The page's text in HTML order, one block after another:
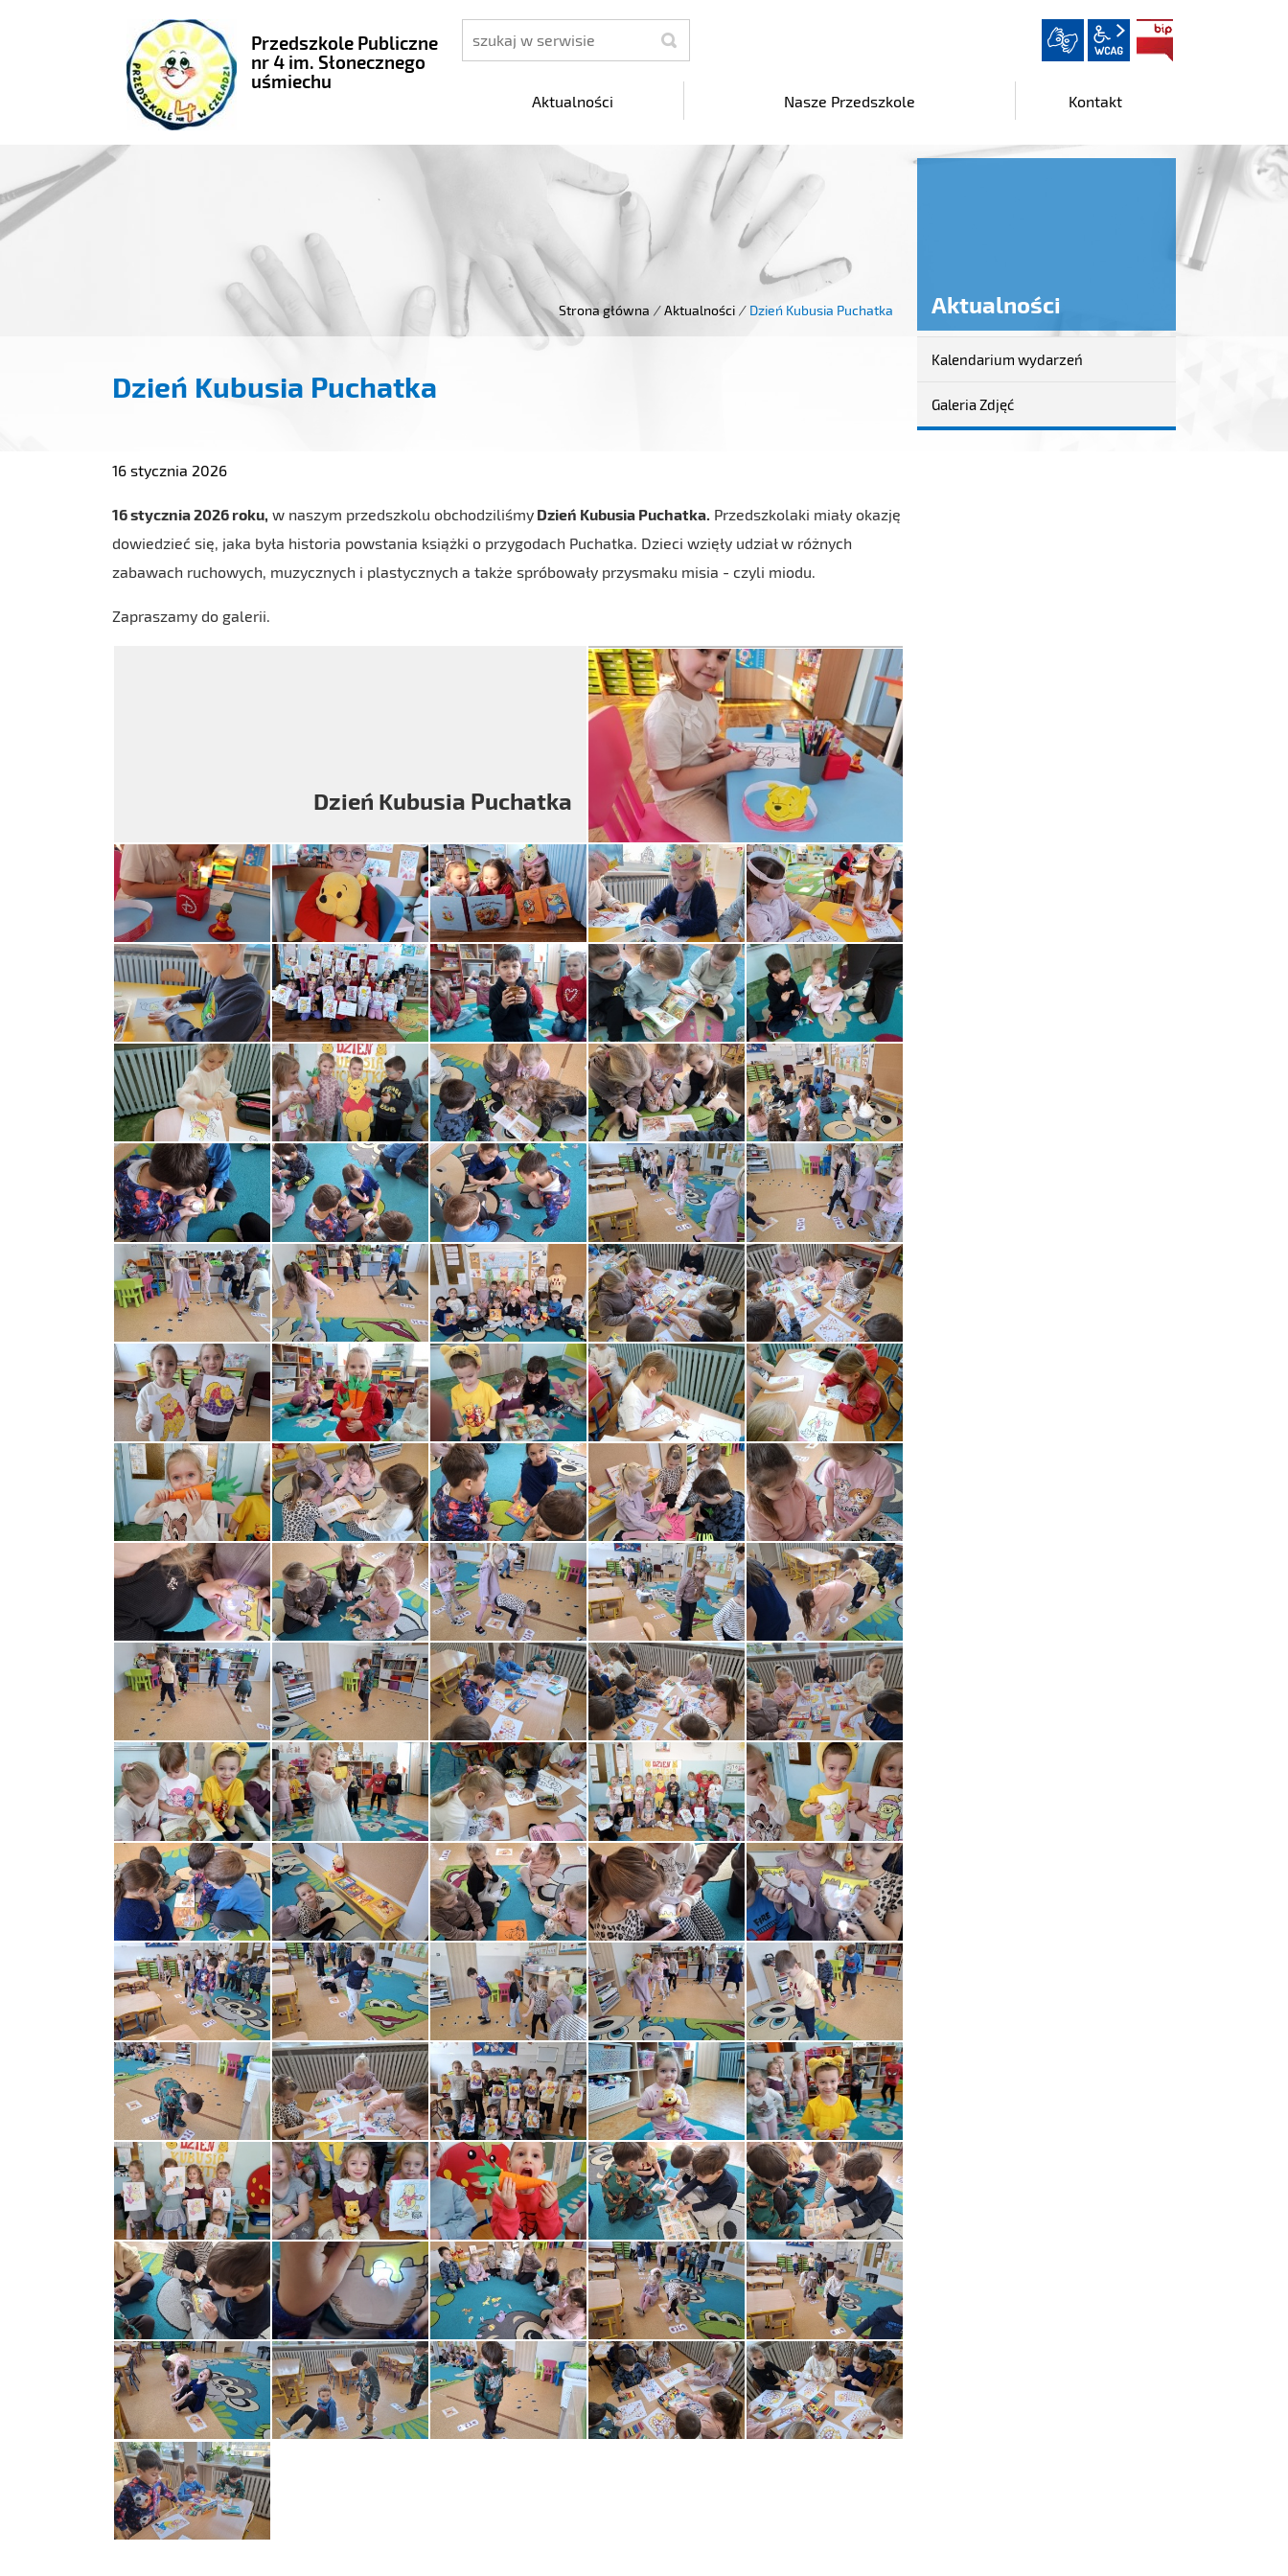
Przedszkole Publiczne
nr 4 im. Słonecznego
uśmiechu
szukaj wcag2.1
Aktualności Nasze Przedszkole Kontakt
Strona główna / Aktualności / Dzień Kubusia Puchatka Aktualności
Dzień Kubusia Puchatka
16 stycznia 2026
16 stycznia 2026 roku, w naszym przedszkolu obchodziliśmy Dzień Kubusia Puchatka. Przedszkolaki miały okazję
dowiedzieć się, jaka była historia powstania książki o przygodach Puchatka. Dzieci wzięły udział w różnych
zabawach ruchowych, muzycznych i plastycznych a także spróbowały przysmaku misia - czyli miodu.
Zapraszamy do galerii.
Dzień Kubusia Puchatka
Kalendarium wydarzeń
Galeria Zdjęć